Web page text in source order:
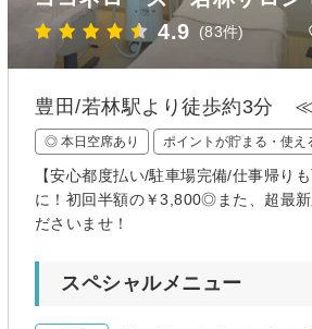
4.9 (83件)
豊田/若林駅より徒歩約3分
◎ 本日空席あり ポイントが貯まる・使え
【安心都度払い/駐車場完備/仕事帰り
に！初回半額の￥3,800◎また、超最
ださいませ！
スペシャルメニュー